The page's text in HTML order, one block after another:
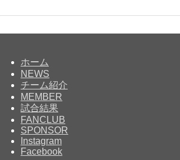
ホーム
NEWS
チーム紹介
MEMBER
試合結果
FANCLUB
SPONSOR
Instagram
Facebook